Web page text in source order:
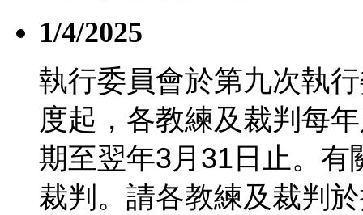
1/4/2025
執行委員會於第九次執
度起，各教練及裁判每
期至翌年3月 31 日止。
裁判。請各教練及裁判